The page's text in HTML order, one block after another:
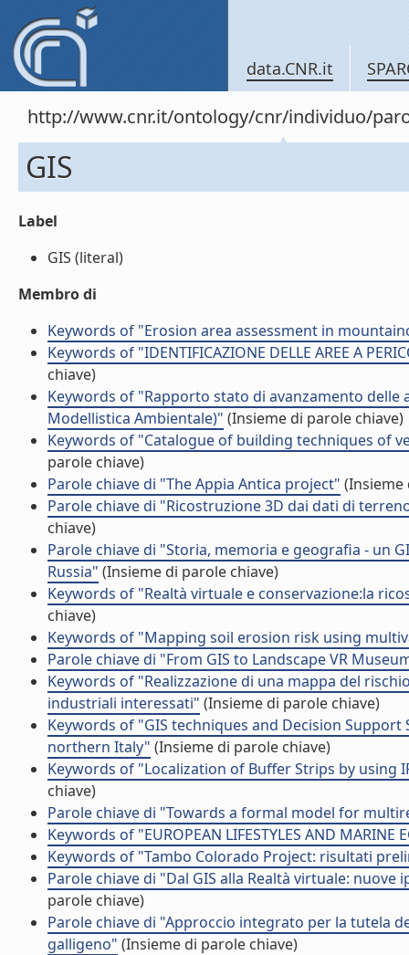
data.CNR.it
http://www.cnr.it/ontology/cnr/individuo/
GIS
Label
GIS (literal)
Membro di
Keywords of "Erosion area assessment in
Keywords of "IDENTIFICAZIONE DELLE AREE A
chiave)
Keywords of "Rapporto stato di avanzamento
Modellistica Ambientale)" (Insieme di parole chiave)
Keywords of "Catalogue of building techniques of
parole chiave)
Parole chiave di "The Appia Antica project" (Insieme
Parole chiave di "Ricostruzione 3D dai dati di
chiave)
Parole chiave di "Storia, memoria e geografia - un
Russia" (Insieme di parole chiave)
Keywords of "Realtà virtuale e conservazione:la
chiave)
Keywords of "Mapping soil erosion risk using
Parole chiave di "From GIS to Landscape VR
Keywords of "Realizzazione di una mappa del
industriali interessati" (Insieme di parole chiave)
Keywords of "GIS techniques and Decision
northern Italy" (Insieme di parole chiave)
Keywords of "Localization of Buffer Strips by using
chiave)
Parole chiave di "Towards a formal model for
Keywords of "EUROPEAN LIFESTYLES AND MARINE
Keywords of "Tambo Colorado Project: risultati
Parole chiave di "Dal GIS alla Realtà virtuale:
parole chiave)
Parole chiave di "Approccio integrato per la tutela
galligeno" (Insieme di parole chiave)